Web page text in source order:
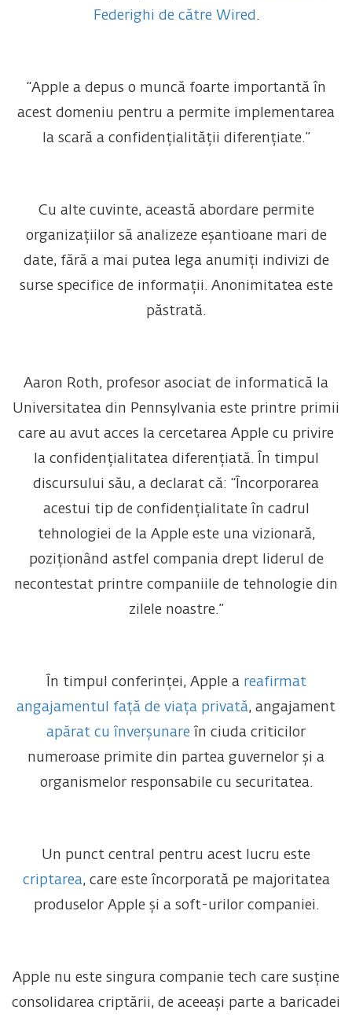
Federighi de către Wired .
“Apple a depus o muncă foarte importantă în
acest domeniu pentru a permite implementarea
la scară a confidențialității diferențiate.”
Cu alte cuvinte, această abordare permite
organizațiilor să analizeze eșantioane mari de
date, fără a mai putea lega anumiți indivizi de
surse specifice de informații. Anonimitatea este
păstrată.
Aaron Roth, profesor asociat de informatică la
Universitatea din Pennsylvania este printre primii
care au avut acces la cercetarea Apple cu privire
la confidențialitatea diferențiată. În timpul
discursului său, a declarat că: “Încorporarea
acestui tip de confidențialitate în cadrul
tehnologiei de la Apple este una vizionară,
poziționând astfel compania drept liderul de
necontestat printre companiile de tehnologie din
zilele noastre.”
În timpul conferinței, Apple a reafirmat
angajamentul față de viața privată, angajament
apărat cu înverșunare în ciuda criticilor
numeroase primite din partea guvernelor și a
organismelor responsabile cu securitatea.
Un punct central pentru acest lucru este
criptarea, care este încorporată pe majoritatea
produselor Apple și a soft-urilor companiei.
Apple nu este singura companie tech care susține
consolidarea criptării, de aceeași parte a baricadei